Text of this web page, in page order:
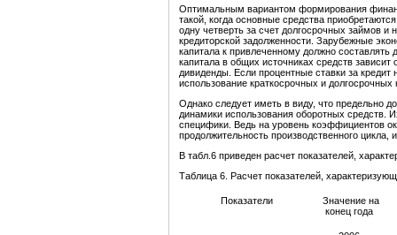
Оптимальным вариантом формирования
такой, когда основные средства
одну четверть за счет долгосрочных займов и
кредиторской задолженности. Зарубежные
капитала к привлеченному должно составлять
капитала в общиx источниках средств
дивиденды. Если процентные ставки за
использование краткосрочных и
Однако следует иметь в виду, что предельно
динамики использования оборотных средств.
специфики. Ведь на уровень коэффициентов
продолжительность производственного цикла,
В табл.6 приведен расчет показателей,
Таблица 6. Расчет показателей,
Показатели
Значение на
конец года